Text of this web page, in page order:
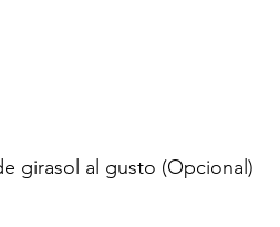
girasol al gusto (Opcional)